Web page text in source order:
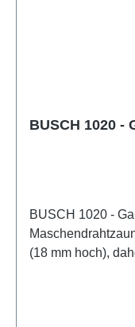
BUSCH 1020 -
BUSCH 1020 -
(18 mm hoch),